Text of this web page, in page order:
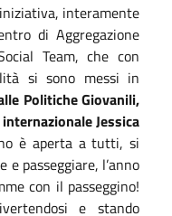
interamente
di Aggregazione
Team, che con
si sono messi in
Politiche Giovanili,
Jessica
è aperta a tutti, si
passeggiare, l’anno
con il passeggino!
e stando